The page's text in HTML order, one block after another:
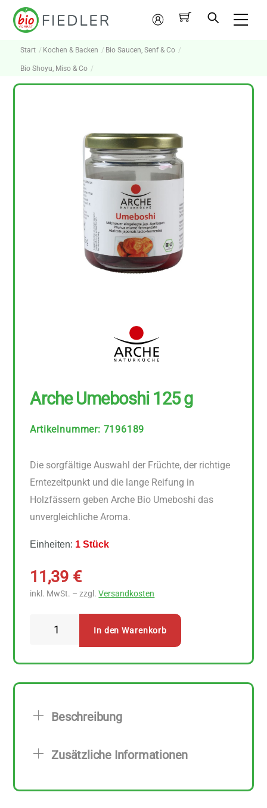
Skip
Mein
Konto
Start Kochen & Backen Bio Saucen, Senf & Co
Bio Shoyu, Miso & Co
Arche Umeboshi 125 g
Artikelnummer: 7196189
Die sorgfältige Auswahl der Früchte, der richtige
Erntezeitpunkt und die lange Reifung in
Holzfässern geben Arche Bio Umeboshi das
unvergleichliche Aroma.
Einheiten: 1 Stück
11,39 €
inkl. MwSt. – zzgl.Versandkosten
In den Warenkorb
Beschreibung
Zusätzliche Informationen